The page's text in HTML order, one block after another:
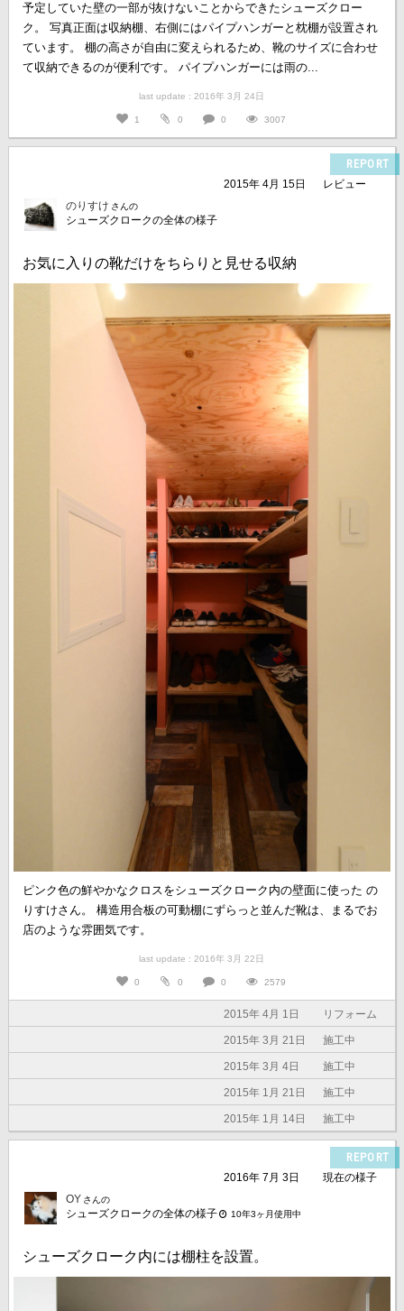
予定していた壁の一部が抜けないことからできたシューズクロー
ク。 写真正面は収納棚、右側にはパイプハンガーと枕棚が設置され
ています。 棚の高さが自由に変えられるため、靴のサイズに合わせ
て収納できるのが便利です。 パイプハンガーには雨の...
last update : 2016年 3月 24日
1 0 0 3007
REPORT
2015年 4月 15日
レビュー
のりすけ さんの
シューズクロークの全体の様子
お気に入りの靴だけをちらりと見せる収納
ピンク色の鮮やかなクロスをシューズクローク内の壁面に使った の
りすけさん。 構造用合板の可動棚にずらっと並んだ靴は、まるでお
店のような雰囲気です。
last update : 2016年 3月 22日
0 0 0 2579
2015年 4月 1日 リフォーム
2015年 3月 21日 施工中
2015年 3月 4日 施工中
2015年 1月 21日 施工中
2015年 1月 14日 施工中
REPORT
2016年 7月 3日
現在の様子
OY さんの
シューズクロークの全体の様子 10年3ヶ月使用中
シューズクローク内には棚柱を設置。